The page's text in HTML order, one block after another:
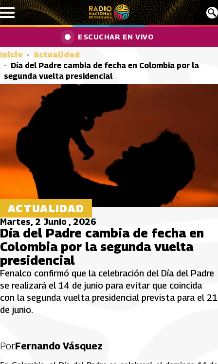
Pasar al contenido principal
ESCUCHAR EN VIVO
Inicio
Actualidad
Día del Padre cambia de fecha en Colombia por la
segunda vuelta presidencial
ACTUALIDAD
Martes, 2 Junio , 2026
Día del Padre cambia de fecha en
Colombia por la segunda vuelta
presidencial
Fenalco confirmó que la celebración del Día del Padre
se realizará el 14 de junio para evitar que coincida
con la segunda vuelta presidencial prevista para el 21
de junio.
PorFernando Vásquez